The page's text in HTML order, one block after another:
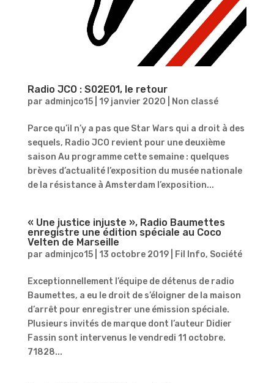
Radio JCO : S02E01, le retour
par adminjco15| 19 janvier 2020 Non classé
Parce qu’il n’y a pas que Star Wars qui a droit à des
sequels, Radio JCO revient pour une deuxième
saison Au programme cette semaine : quelques
brèves d’actualité l’exposition du musée nationale
de la résistance à Amsterdam l’exposition...
« Une justice injuste », Radio Baumettes
enregistre une édition spéciale au Coco
Velten de Marseille
par adminjco15| 13 octobre 2019| Fil Info, Société
Exceptionnellement l’équipe de détenus de radio
Baumettes, a eu le droit de s’éloigner de la maison
d’arrêt pour enregistrer une émission spéciale.
Plusieurs invités de marque dont l’auteur Didier
Fassin sont intervenus le vendredi 11 octobre.
71828...